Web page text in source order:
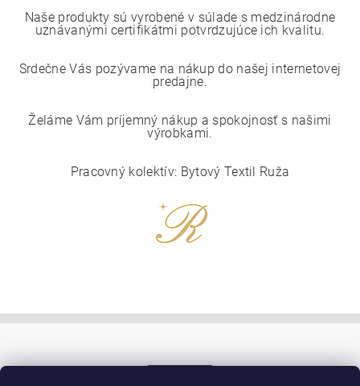
Naše produkty sú vyrobené v súlade s medzinárodne
uznávanými certifikátmi potvrdzujúce ich kvalitu.
Srdečne Vás pozývame na nákup do našej internetovej
predajne.
Želáme Vám príjemný nákup a spokojnosť s našimi
výrobkami.
Pracovný kolektív: Bytový Textil Ruža